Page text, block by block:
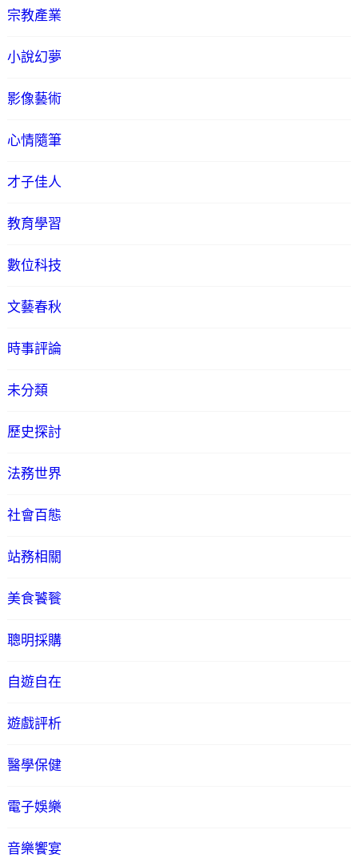
宗教產業
小說幻夢
影像藝術
心情隨筆
才子佳人
教育學習
數位科技
文藝春秋
時事評論
未分類
歷史探討
法務世界
社會百態
站務相關
美食饕餮
聰明採購
自遊自在
遊戲評析
醫學保健
電子娛樂
音樂饗宴